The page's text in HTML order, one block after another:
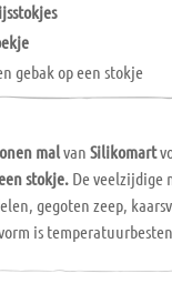
gebak op een stokje
malvanSilikomart
stokje. De veelzijdige
gegoten zeep,
is